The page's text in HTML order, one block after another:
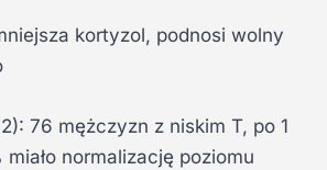
kortyzol, podnosi wolny
76 mężczyzn z niskim T, po 1
normalizację poziomu